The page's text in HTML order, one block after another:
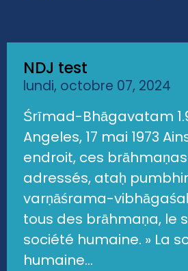
NDJ test
lundi, octobre 07, 2024
Śrīmad-Bhāgavatam
Angeles, 17 mai 1973
endroit, ces
adressés, ataḥ
varṇāśrama-
tous des brāhmaṇa, le
société humaine. » La
humaine...